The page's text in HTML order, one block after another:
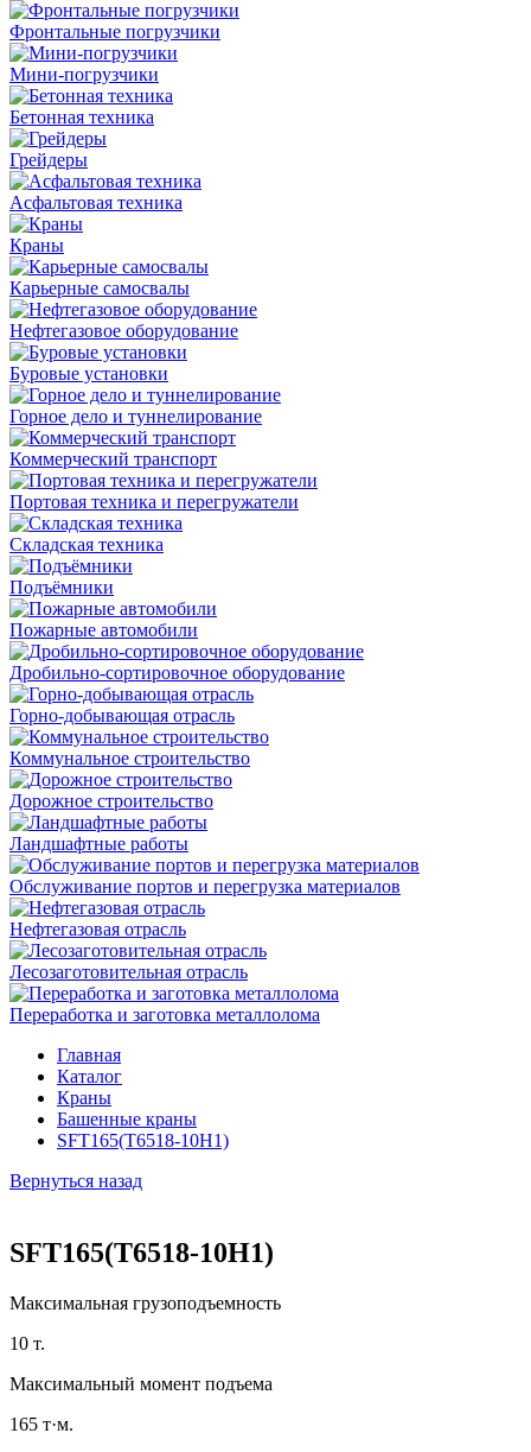
Фронтальные погрузчики
Мини-погрузчики
Бетонная техника
Грейдеры
Асфальтовая техника
Краны
Карьерные самосвалы
Нефтегазовое оборудование
Буровые установки
Горное дело и туннелирование
Коммерческий транспорт
Портовая техника и перегружатели
Складская техника
Подъёмники
Пожарные автомобили
Дробильно-сортировочное оборудование
Горно-добывающая отрасль
Коммунальное строительство
Дорожное строительство
Ландшафтные работы
Обслуживание портов и перегрузка материалов
Нефтегазовая отрасль
Лесозаготовительная отрасль
Переработка и заготовка металлолома
Главная
Каталог
Краны
Башенные краны
SFT165(T6518-10H1)
Вернуться назад
SFT165(T6518-10H1)
Максимальная грузоподъемность
10 т.
Максимальный момент подъема
165 т·м.